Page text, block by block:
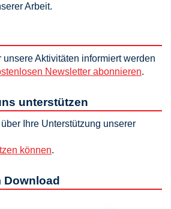
Arbeit.
Aktivitäten informiert werden
Newsletter abonnieren.
unterstützen
Ihre Unterstützung unserer
können.
Download